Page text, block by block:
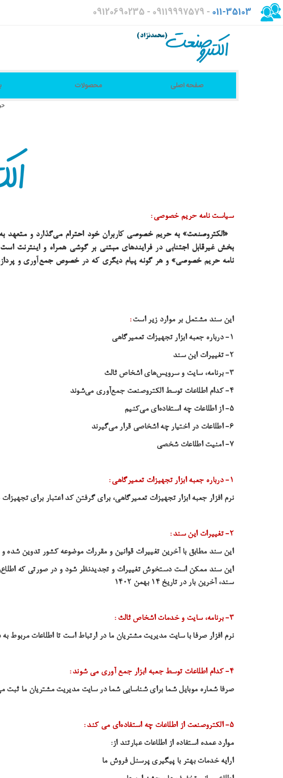
09120690235 - 09119997579 - 011-35103
صفحه اصلی محصولات
سیاست نامه حریم خصوصی :
«الکتروصنعت» به حریم خصوصی کاربران خود احترام می‌گذارد و
بخش غیرقابل اجتنابی در فرایندهای مبتنی بر گوشی همراه و اینترنت
نامه حریم خصوصی» و هر گونه پیام دیگری که در خصوص جمع‌آوری و
این سند مشتمل بر موارد زیر است :
۱- درباره جعبه ابزار تجهیزات تعمیرگاهی
۲- تغییرات این سند
۳- برنامه، سایت و سرویس‌های اشخاص ثالث
۴- کدام اطلاعات توسط الکتروصنعت جمع‌آوری می‌شوند
۵- از اطلاعات چه استفاده‌ای می‌کنیم
۶- اطلاعات در اختیار چه اشخاصی قرار می‌گیرند
۷- امنیت اطلاعات شخصی
۱- درباره جعبه ابزار تجهیزات تعمیرگاهی
:
نرم افزار جعبه ابزار تجهیزات تعمیرگاهی، برای گرفتن کد اعتبار برای
۲- تغییرات این سند
:
این سند مطابق با آخرین تغییرات قوانین و مقررات موضوعه کشور تدوین شده و مبیّن کلیه حقوق
این سند ممکن است دستخوش تغییرات و تجدیدنظر شود و در صورتی که
سند، آخرین بار در تاریخ 14 بهمن 1402
۳- برنامه، سایت و خدمات اشخاص ثالث
:
نرم افزار صرفا با سایت مدیریت مشتریان ما در ارتباط است تا اطلاعات مربوط
۴- کدام اطلاعات توسط جعبه ابزار جمع آوری می شوند
:
صرفا شماره موبایل شما برای شناسایی شما در سایت مدیریت مشتریان ما ثبت
۵- الکتروصنعت از اطلاعات چه استفاده‌ای می کند
:
موارد عمده استفاده از اطلاعات عبارتند از:
ارایه خدمات بهتر با پیگیری پرسنل فروش ما